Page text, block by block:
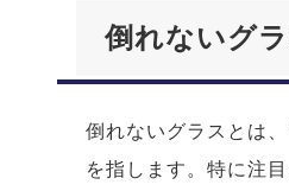
倒れないグ
倒れないグラスとは
を指します。特に注